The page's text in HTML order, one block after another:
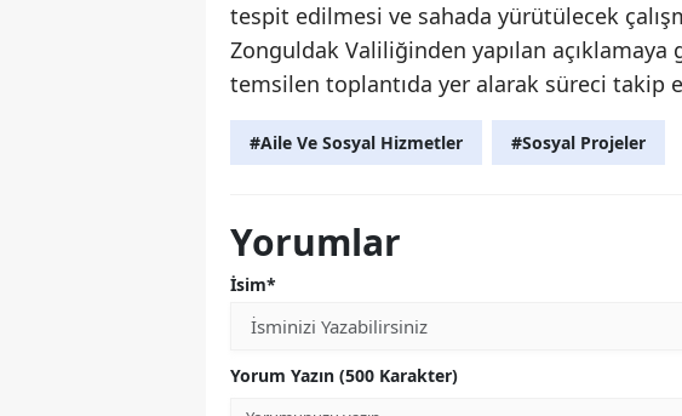
tespit edilmesi ve sahada yürütülecek
Zonguldak Valiliğinden yapılan açıklamaya
temsilen toplantıda yer alarak süreci takip
#Aile Ve Sosyal Hizmetler #Sosyal Projeler
Yorumlar
İsim*
Yorum Yazın (500 Karakter)